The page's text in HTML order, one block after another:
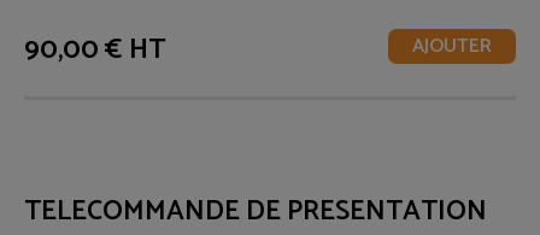
90,00 € HT AJOUTER
TELECOMMANDE DE PRESENTATION